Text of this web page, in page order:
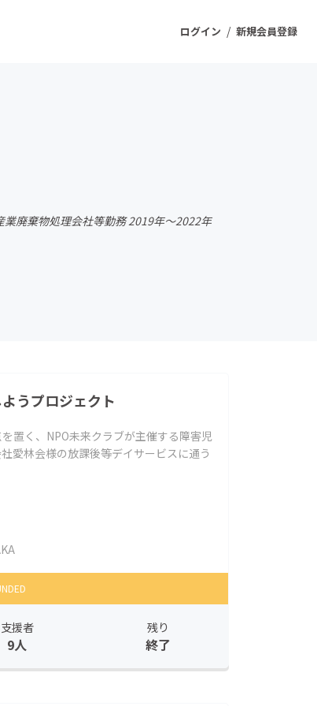
ログイン / 新規会員登録
ファッション
物処理会社等勤務 2019年～2022年
うプロジェクト
置く、NPO未来クラブが主催する障害児
愛林会様の放課後等デイサービスに通う
支援者
9人
残り
終了